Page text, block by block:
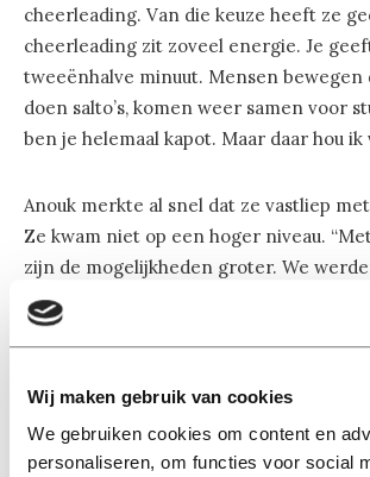
Wij maken gebruik van cookies
We gebruiken cookies om content en
personaliseren, om functies voor social
cheerleading. Van die keuze heeft ze
cheerleading zit zoveel energie. Je
tweeënhalve minuut. Mensen bewegen
doen salto’s, komen weer samen voor
ben je helemaal kapot. Maar daar hou ik
Anouk merkte al snel dat ze vastliep
Ze kwam niet op een hoger niveau.
zijn de mogelijkheden groter. We
al snel kampioen van Nederland, wat
EK opleverde,” zegt Anouk. Inmiddels
nog eens wat van Europa: Glasgow,
Praag, Wenen. En ik ben twee keer naar
geweest voor het WK.”